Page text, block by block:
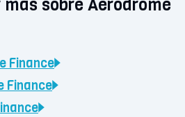
sobre Aerodrome
Finance
Finance